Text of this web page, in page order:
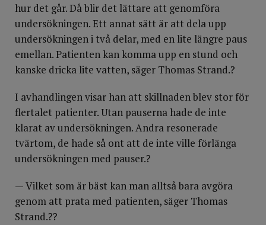
hur det går. Då blir det lättare att genomföra
undersökningen. Ett annat sätt är att dela upp
undersökningen i två delar, med en lite längre paus
emellan. Patienten kan komma upp en stund och
kanske dricka lite vatten, säger Thomas Strand.?
I avhandlingen visar han att skillnaden blev stor för
flertalet patienter. Utan pauserna hade de inte
klarat av undersökningen. Andra resonerade
tvärtom, de hade så ont att de inte ville förlänga
undersökningen med pauser.?
— Vilket som är bäst kan man alltså bara avgöra
genom att prata med patienten, säger Thomas
Strand.??